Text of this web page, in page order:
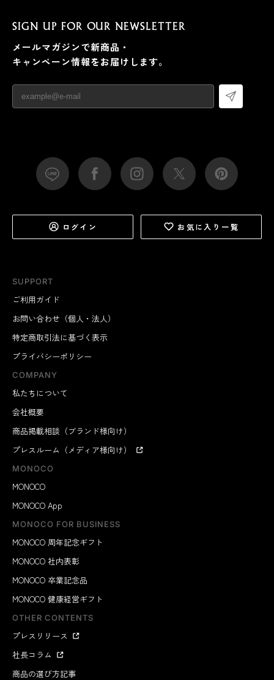
SUPPORT
ご利用ガイド
お問い合わせ（個人・法人）
特定商取引法に基づく表示
プライバシーポリシー
COMPANY
私たちについて
会社概要
商品掲載相談（ブランド様向け）
プレスルーム（メディア様向け）
MONOCO
MONOCO
MONOCO App
MONOCO FOR BUSINESS
MONOCO 周年記念ギフト
MONOCO 社内表彰
MONOCO 卒業記念品
MONOCO 健康経営ギフト
OTHER CONTENTS
プレスリリース
社長コラム
商品の選び方記事
SIGN UP FOR OUR NEWSLETTER
メールマガジンで新商品・
キャンペーン情報をお届けします。
ログイン お気に入り一覧